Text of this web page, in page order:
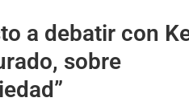
a debatir con
sobre